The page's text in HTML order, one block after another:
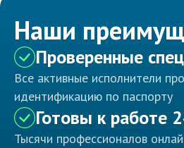
Наши
Проверенные
Все активные исполнители
идентификацию по паспорту
Готовы к работе
Тысячи профессионалов